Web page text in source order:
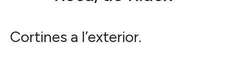
Cortines a l’exterior.